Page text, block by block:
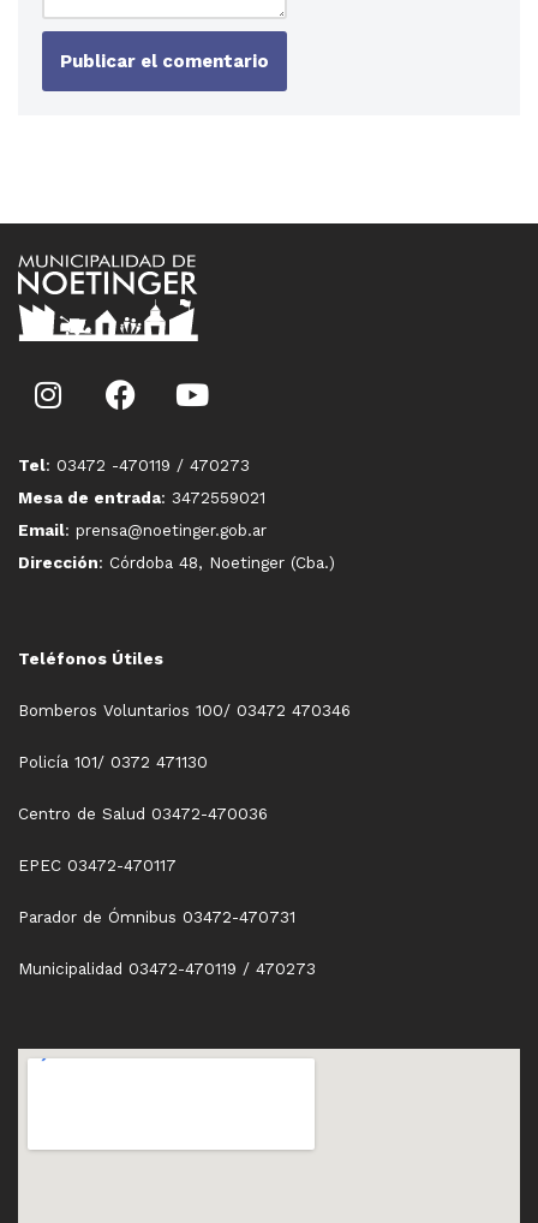
Tel: 03472 -470119 / 470273
Mesa de entrada: 3472559021
Email: prensa@noetinger.gob.ar
Dirección: Córdoba 48, Noetinger (Cba.)
Teléfonos Útiles
Bomberos Voluntarios 100/ 03472 470346
Policía 101/ 0372 471130
Centro de Salud 03472-470036
EPEC 03472-470117
Parador de Ómnibus 03472-470731
Municipalidad 03472-470119 / 470273